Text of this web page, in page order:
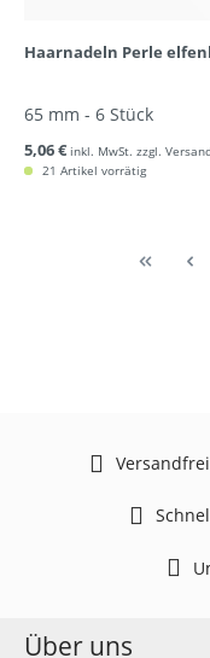
Haarnadeln Perle
65 mm - 6 Stück
5,06 € inkl. MwSt. zzgl.
21 Artikel vorrätig
Über uns